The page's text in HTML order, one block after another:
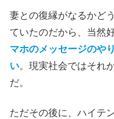
妻との復縁がなるかど
ていたのだから、当然
マホのメッセージのや
い。現実社会ではそれ
だ。
ただその後に、ハイテ